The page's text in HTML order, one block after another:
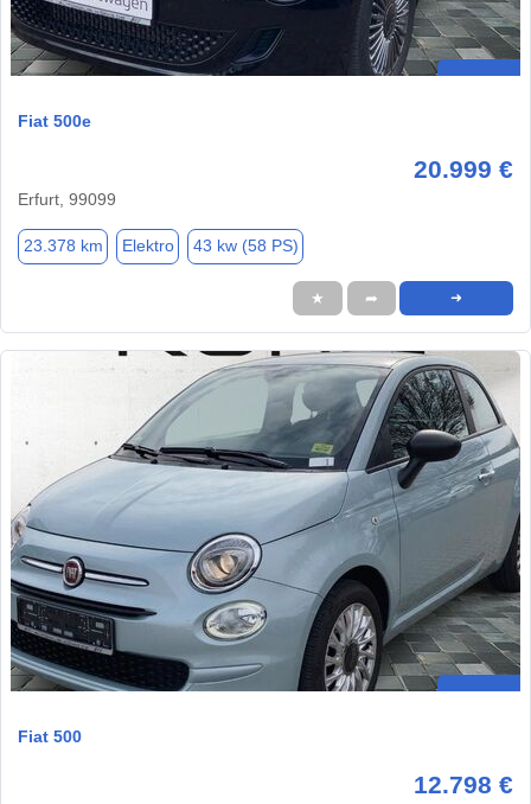
Fiat 500e
20.999 €
Erfurt, 99099
23.378 km Elektro 43 kw (58 PS)
★ ➦ ➜
Fiat 500
12.798 €